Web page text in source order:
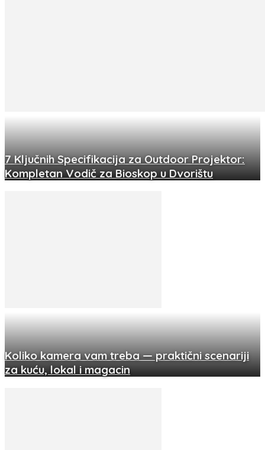
7 Ključnih Specifikacija za Outdoor Projektor:
Kompletan Vodič za Bioskop u Dvorištu
Koliko kamera vam treba — praktični scenariji
za kuću, lokal i magacin